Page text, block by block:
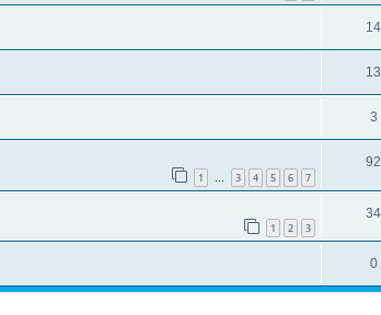
14
13
3
1 3 4 5 6 7
92
1 2 3
34
0